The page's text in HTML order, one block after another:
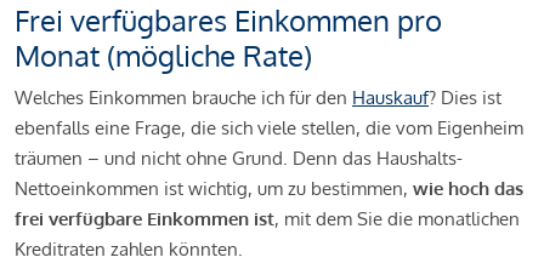
Frei verfügbares Einkommen pro
Monat (mögliche Rate)
Welches Einkommen brauche ich für den Hauskauf? Dies ist
ebenfalls eine Frage, die sich viele stellen, die vom Eigenheim
träumen – und nicht ohne Grund. Denn das Haushalts-
Nettoeinkommen ist wichtig, um zu bestimmen, wie hoch das
frei verfügbare Einkommen ist, mit dem Sie die monatlichen
Kreditraten zahlen könnten.